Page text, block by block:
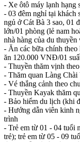
- Xe ôtô máy lạnh hạng
- 03 đêm nghỉ tại khách
ngủ ở Cát Bà 3 sao, 01
lớn/01 phòng (lẻ nam
nhà hàng của du thuyền
- Ăn các bữa chính
ăn 120.000 VNĐ/01
- Thuyền thăm vịnh
- Thăm quan Làng
- Vé thắng cảnh theo
- Thuyền Kayak thăm
- Bảo hiểm du lịch (khi
- Hướng dẫn viên kinh
trình
- Trẻ em từ 01 - 04 tuổi
trẻ); trẻ em từ 05 - 09